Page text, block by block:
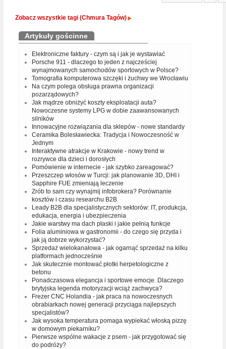
Zobacz wszystkie tagi (Chmura Tagów)
Artykuły gościnne
Elektroniczne faktury - czym są i jak je wystawiać
Porsche 911 - dlaczego to jeden z najcześciej
wynajmowanych samochodów sportowych w Polsce?
Tomografia komputerowa szczęki i żuchwy we Wrocławiu
Na czym polega obsługa prawna organizacji
pozarządowych?
Jak mądrze obniżyć koszty eksploatacji auta?
Nowoczesne systemy LPG w dobie zaawansowanych
silników
Innowacyjne rozwiązania dla sklepów - nowe standardy
Ceramika Bolesławiecka: Tradycja i Nowoczesność w
Jednym
Interaktywne atrakcje w Krakowie - nowy trend w
rozrywce dla dzieci i dorosłych
Pomówienie w internecie - jak szybko zareagować?
Przeszczep włosów w Turcji: jak planowanie 3D, DHI i
Sapphire FUE zmieniają leczenie
Zrób to sam czy wynajmij infobrokera? Porównanie
kosztów i czasu researchu B2B
Leady B2B dla specjalistycznych sektorów: IT, produkcja,
edukacja, energia i ubezpieczenia
Jakie warstwy ma dach płaski i jakie pełnią funkcje
Folia aluminiowa w gastronomii - do czego się przyda i
jak ją dobrze wykorzystać?
Sprzedaż wielokanałowa - jak ogarnąć sprzedaż na kilku
platformach jednocześnie
Jak skutecznie montować płotki herpetologiczne z
betonu
Ponadczasowa elegancja i sportowe emocje. Dlaczego
brytyjska legenda motoryzacji wciąż zachwyca?
Frezer CNC Holandia - jak praca na nowoczesnych
obrabiarkach nowej generacji przyciąga najlepszych
specjalistów?
Jak wysoka temperatura pomaga wypiekać włoską pizzę
w domowym piekarniku?
Pierwsze wspólne wakacje z psem - jak przygotować się
do podróży?